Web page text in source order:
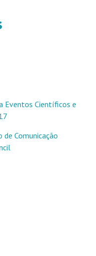
Eventos Científicos e
de Comunicação